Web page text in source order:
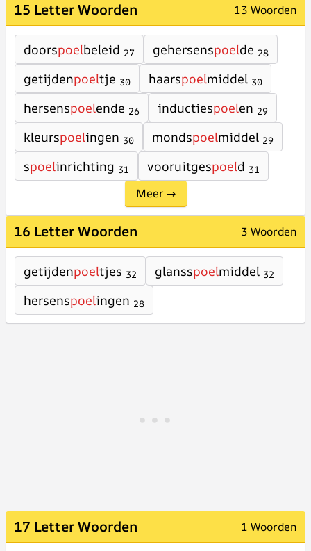
15 Letter Woorden 13 Woorden
doorspoelbeleid 27 gehersenspoelde 28
getijdenpoeltje 30 haarspoelmiddel 30
hersenspoelende 26 inductiespoelen 29
kleurspoelingen 30 mondspoelmiddel 29
spoelinrichting 31 vooruitgespoeld 31
Meer →
16 Letter Woorden 3 Woorden
getijdenpoeltjes 32 glansspoelmiddel 32
hersenspoelingen 28
17 Letter Woorden 1 Woorden